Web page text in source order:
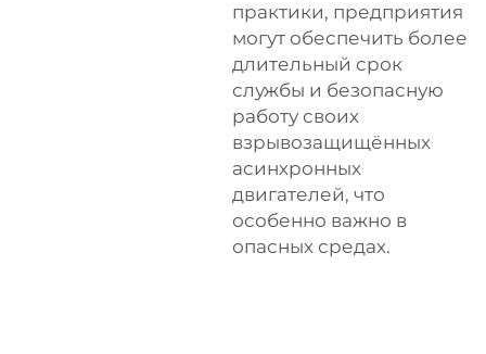
практики, предприятия
могут обеспечить более
длительный срок
службы и безопасную
работу своих
взрывозащищённых
асинхронных
двигателей, что
особенно важно в
опасных средах.